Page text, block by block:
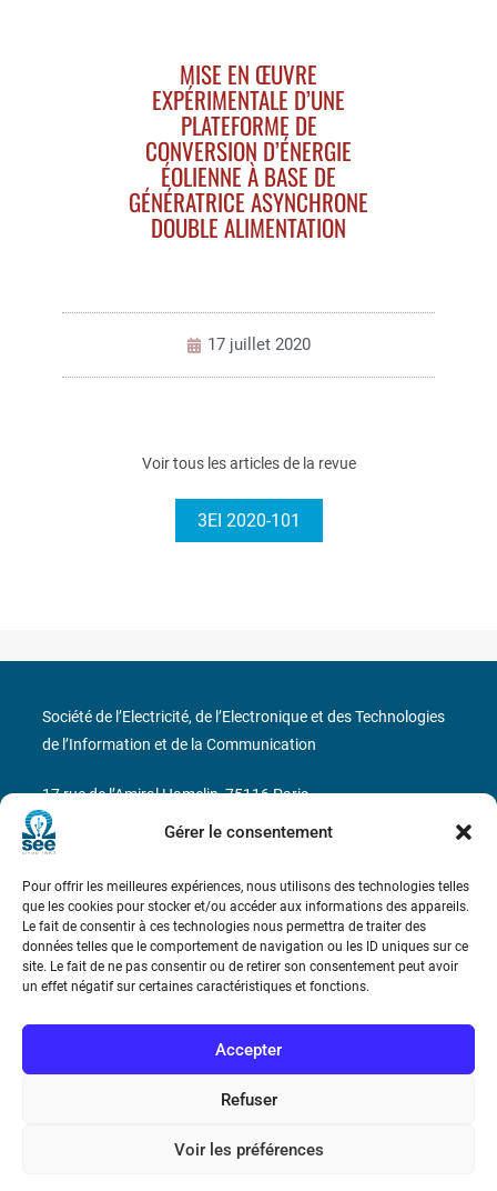
Gérer le consentement
Pour offrir les meilleures expériences, nous utilisons des technologies telles
que les cookies pour stocker et/ou accéder aux informations des appareils.
Le fait de consentir à ces technologies nous permettra de traiter des
données telles que le comportement de navigation ou les ID uniques sur ce
site. Le fait de ne pas consentir ou de retirer son consentement peut avoir
un effet négatif sur certaines caractéristiques et fonctions.
Accepter
Refuser
Voir les préférences
MISE EN ŒUVRE
EXPÉRIMENTALE D’UNE
PLATEFORME DE
CONVERSION D’ÉNERGIE
ÉOLIENNE À BASE DE
GÉNÉRATRICE ASYNCHRONE
DOUBLE ALIMENTATION
17 juillet 2020
Voir tous les articles de la revue
3EI 2020-101
Bicentenaire des découvertes d’André-
Conditions Générales de Vente
Société de l’Electricité, de l’Electronique et des Technologies
de l’Information et de la Communication
17 rue de l’Amiral Hamelin75116 Paris
Métro : « Boissière » Ligne 6 et « Iéna » Ligne 9
Téléphone : (+33) 1 56 90 37 17
N° de SIREN : 785 393 232, Code APE : 9412Z TVA intra-
communautaire : FR44 785 393 232